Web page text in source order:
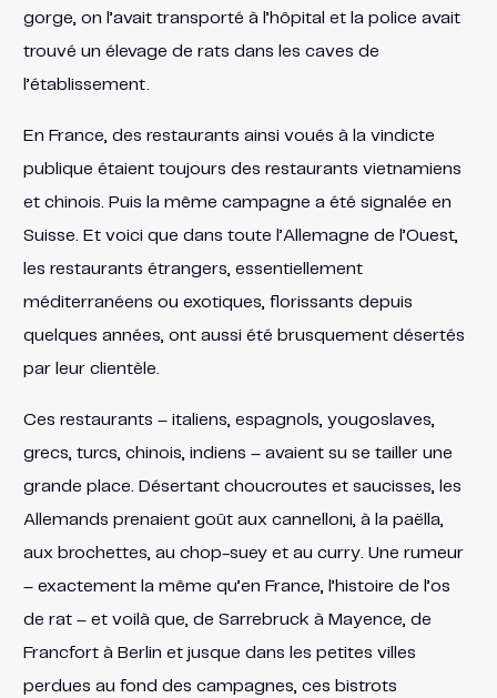
gorge, on l’avait transporté à l’hôpital et la police avait
trouvé un élevage de rats dans les caves de
l’établissement.
En France, des restaurants ainsi voués à la vindicte
publique étaient toujours des restaurants vietnamiens
et chinois. Puis la même campagne a été signalée en
Suisse. Et voici que dans toute l’Allemagne de l’Ouest,
les restaurants étrangers, essentiellement
méditerranéens ou exotiques, florissants depuis
quelques années, ont aussi été brusquement désertés
par leur clientèle.
Ces restaurants – italiens, espagnols, yougoslaves,
grecs, turcs, chinois, indiens – avaient su se tailler une
grande place. Désertant choucroutes et saucisses, les
Allemands prenaient goût aux cannelloni, à la paëlla,
aux brochettes, au chop-suey et au curry. Une rumeur
– exactement la même qu’en France, l’histoire de l’os
de rat – et voilà que, de Sarrebruck à Mayence, de
Francfort à Berlin et jusque dans les petites villes
perdues au fond des campagnes, ces bistrots